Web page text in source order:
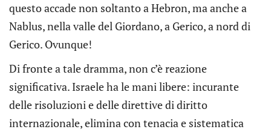
questo accade non soltanto a Hebron, ma anche a
Nablus, nella valle del Giordano, a Gerico, a nord di
Gerico. Ovunque!
Di fronte a tale dramma, non c’è reazione
significativa. Israele ha le mani libere: incurante
delle risoluzioni e delle direttive di diritto
internazionale, elimina con tenacia e sistematica